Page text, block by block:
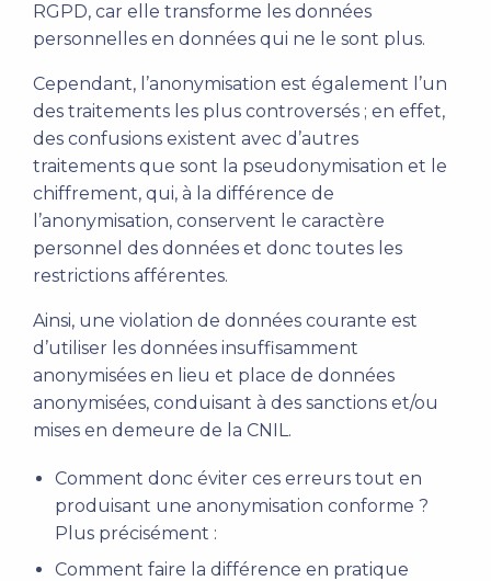
RGPD, car elle transforme les données
personnelles en données qui ne le sont plus.
Cependant, l’anonymisation est également l’un
des traitements les plus controversés ; en effet,
des confusions existent avec d’autres
traitements que sont la pseudonymisation et le
chiffrement, qui, à la différence de
l’anonymisation, conservent le caractère
personnel des données et donc toutes les
restrictions afférentes.
Ainsi, une violation de données courante est
d’utiliser les données insuffisamment
anonymisées en lieu et place de données
anonymisées, conduisant à des sanctions et/ou
mises en demeure de la CNIL.
Comment donc éviter ces erreurs tout en
produisant une anonymisation conforme ?
Plus précisément :
Comment faire la différence en pratique